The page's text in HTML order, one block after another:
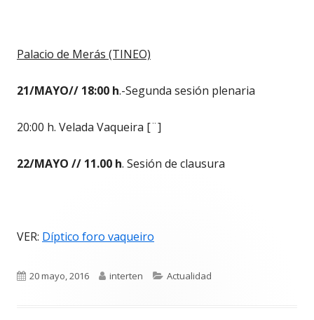
Palacio de Merás (TINEO)
21/MAYO// 18:00 h.-Segunda sesión plenaria
20:00 h. Velada Vaqueira [¨]
22/MAYO // 11.00 h. Sesión de clausura
VER: Díptico foro vaqueiro
Publicado
20 mayo, 2016 Autor
interten Categorías
Actualidad